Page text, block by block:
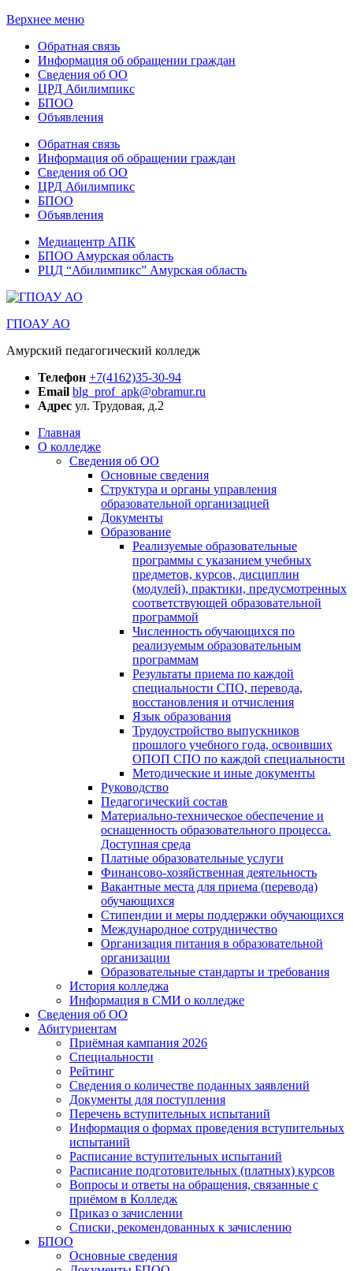
Верхнее меню
Обратная связь
Информация об обращении граждан
Сведения об ОО
ЦРД Абилимпикс
БПОО
Объявления
Обратная связь
Информация об обращении граждан
Сведения об ОО
ЦРД Абилимпикс
БПОО
Объявления
Медиацентр АПК
БПОО Амурская область
РЦД “Абилимпикс” Амурская область
ГПОАУ АО
Амурский педагогический колледж
Телефон +7(4162)35-30-94
Email blg_prof_apk@obramur.ru
Адрес ул. Трудовая, д.2
Главная
О колледже
Сведения об ОО
Основные сведения
Структура и органы управления
образовательной организацией
Документы
Образование
Реализуемые образовательные
программы с указанием учебных
предметов, курсов, дисциплин
(модулей), практики, предусмотренных
соответствующей образовательной
программой
Численность обучающихся по
реализуемым образовательным
программам
Результаты приема по каждой
специальности СПО, перевода,
восстановления и отчисления
Язык образования
Трудоустройство выпускников
прошлого учебного года, освоивших
ОПОП СПО по каждой специальности
Методические и иные документы
Руководство
Педагогический состав
Материально-техническое обеспечение и
оснащенность образовательного процесса.
Доступная среда
Платные образовательные услуги
Финансово-хозяйственная деятельность
Вакантные места для приема (перевода)
обучающихся
Стипендии и меры поддержки обучающихся
Международное сотрудничество
Организация питания в образовательной
организации
Образовательные стандарты и требования
История колледжа
Информация в СМИ о колледже
Сведения об ОО
Абитуриентам
Приёмная кампания 2026
Специальности
Рейтинг
Сведения о количестве поданных заявлений
Документы для поступления
Перечень вступительных испытаний
Информация о формах проведения вступительных
испытаний
Расписание вступительных испытаний
Расписание подготовительных (платных) курсов
Вопросы и ответы на обращения, связанные с
приёмом в Колледж
Приказ о зачислении
Списки, рекомендованных к зачислению
БПОО
Основные сведения